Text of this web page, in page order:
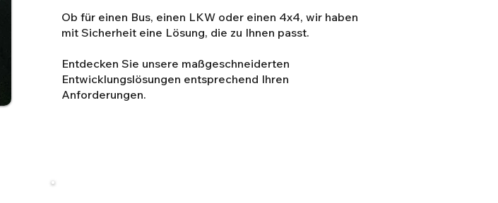
Ob für einen Bus, einen LKW oder einen 4x4, wir haben
mit Sicherheit eine Lösung, die zu Ihnen passt.
Entdecken Sie unsere maßgeschneiderten
Entwicklungslösungen entsprechend Ihren
Anforderungen.